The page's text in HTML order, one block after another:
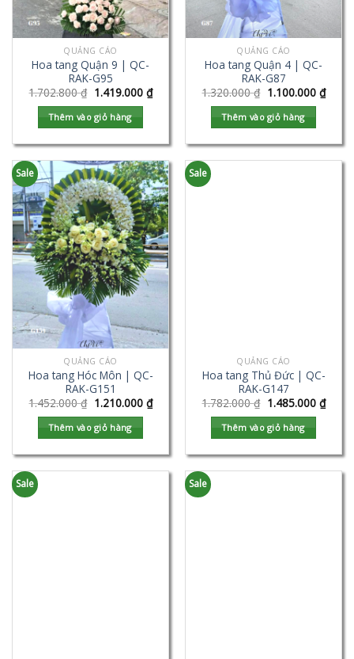
QUẢNG CÁO
Hoa tang Quận 9 | QC-
RAK-G95
1.702.800₫ 1.419.000 ₫
Thêm vào giỏ hàng
QUẢNG CÁO
Hoa tang Quận 4 | QC-
RAK-G87
1.320.000₫ 1.100.000 ₫
Thêm vào giỏ hàng
Sale
QUẢNG CÁO
Hoa tang Hóc Môn | QC-
RAK-G151
1.452.000₫ 1.210.000 ₫
Thêm vào giỏ hàng
Sale
QUẢNG CÁO
Hoa tang Thủ Đức | QC-
RAK-G147
1.782.000₫ 1.485.000 ₫
Thêm vào giỏ hàng
Sale Sale